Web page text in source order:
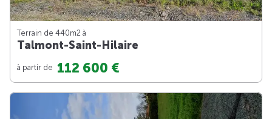
Terrain de 440m2 à
Talmont-Saint-Hilaire
à partir de 112 600 €